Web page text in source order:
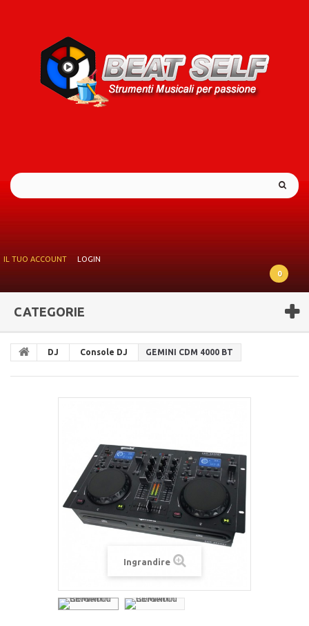
IL TUO ACCOUNT
LOGIN
0
CATEGORIE
DJ Console DJ GEMINI CDM 4000 BT
Ingrandire